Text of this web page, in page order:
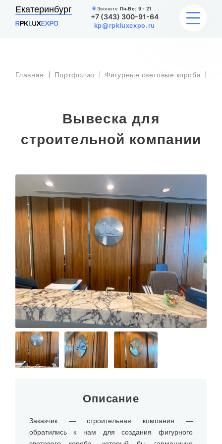
Екатеринбург Звоните Пн-Вс: 9 - 21
+7 (343) 300-91-64
kp@rpkluxexpo.ru
УСЛУГИ
БЛОГ
О КОМПАНИИ
Главная Портфолио Фигурные световые короба
Вывеска для
строительной компании
Описание
Заказчик — строительная компания —
обратились к нам для создания фигурного